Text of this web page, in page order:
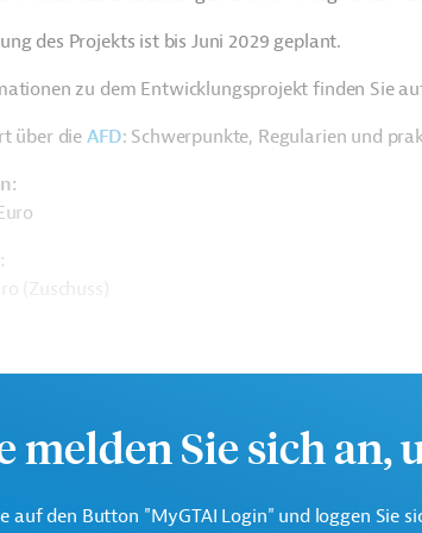
des Projekts ist bis Juni 2029 geplant.
zu dem Entwicklungsprojekt finden Sie
über die AFD: Schwerpunkte, Regularien und
(Zuschuss)
melden Sie sich
auf den Button "MyGTAI Login" und loggen Sie